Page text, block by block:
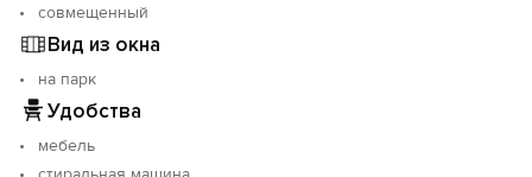
совмещенный
Вид из окна
на парк
Удобства
мебель